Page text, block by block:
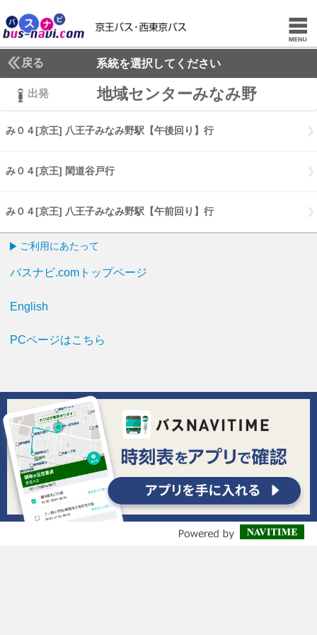
戻る 系統を選択してください
出発 地域センターみなみ野
み０４[京王] 八王子みなみ野駅【午後回り】行
み０４[京王] 閑道谷戸行
み０４[京王] 八王子みなみ野駅【午前回り】行
ご利用にあたって
バスナビ.comトップページ
English
PCページはこちら